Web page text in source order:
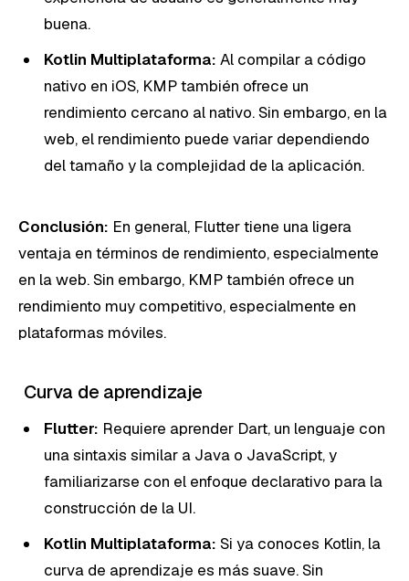
buena.
Kotlin Multiplataforma: Al compilar a código
nativo en iOS, KMP también ofrece un
rendimiento cercano al nativo. Sin embargo, en la
web, el rendimiento puede variar dependiendo
del tamaño y la complejidad de la aplicación.
Conclusión: En general, Flutter tiene una ligera
ventaja en términos de rendimiento, especialmente
en la web. Sin embargo, KMP también ofrece un
rendimiento muy competitivo, especialmente en
plataformas móviles.
Curva de aprendizaje
Flutter: Requiere aprender Dart, un lenguaje con
una sintaxis similar a Java o JavaScript, y
familiarizarse con el enfoque declarativo para la
construcción de la UI.
Kotlin Multiplataforma: Si ya conoces Kotlin, la
curva de aprendizaje es más suave. Sin